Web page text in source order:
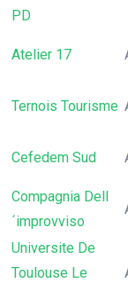
PD
Atelier 17
Ternois Tourisme
Cefedem Sud
Compagnia Dell
´improvviso
Universite De
Toulouse Le